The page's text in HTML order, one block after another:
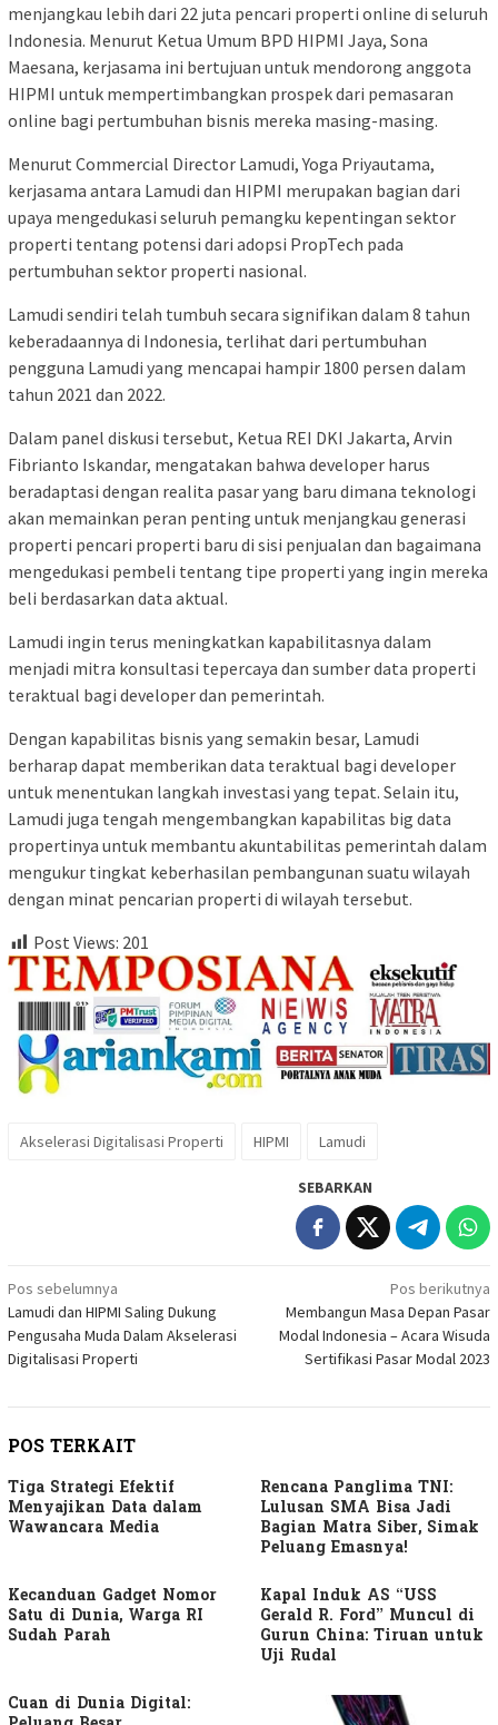
menjangkau lebih dari 22 juta pencari properti online di seluruh
Indonesia. Menurut Ketua Umum BPD HIPMI Jaya, Sona
Maesana, kerjasama ini bertujuan untuk mendorong anggota
HIPMI untuk mempertimbangkan prospek dari pemasaran
online bagi pertumbuhan bisnis mereka masing-masing.
Menurut Commercial Director Lamudi, Yoga Priyautama,
kerjasama antara Lamudi dan HIPMI merupakan bagian dari
upaya mengedukasi seluruh pemangku kepentingan sektor
properti tentang potensi dari adopsi PropTech pada
pertumbuhan sektor properti nasional.
Lamudi sendiri telah tumbuh secara signifikan dalam 8 tahun
keberadaannya di Indonesia, terlihat dari pertumbuhan
pengguna Lamudi yang mencapai hampir 1800 persen dalam
tahun 2021 dan 2022.
Dalam panel diskusi tersebut, Ketua REI DKI Jakarta, Arvin
Fibrianto Iskandar, mengatakan bahwa developer harus
beradaptasi dengan realita pasar yang baru dimana teknologi
akan memainkan peran penting untuk menjangkau generasi
properti pencari properti baru di sisi penjualan dan bagaimana
mengedukasi pembeli tentang tipe properti yang ingin mereka
beli berdasarkan data aktual.
Lamudi ingin terus meningkatkan kapabilitasnya dalam
menjadi mitra konsultasi tepercaya dan sumber data properti
teraktual bagi developer dan pemerintah.
Dengan kapabilitas bisnis yang semakin besar, Lamudi
berharap dapat memberikan data teraktual bagi developer
untuk menentukan langkah investasi yang tepat. Selain itu,
Lamudi juga tengah mengembangkan kapabilitas big data
propertinya untuk membantu akuntabilitas pemerintah dalam
mengukur tingkat keberhasilan pembangunan suatu wilayah
dengan minat pencarian properti di wilayah tersebut.
Post Views: 201
Akselerasi Digitalisasi Properti HIPMI Lamudi
SEBARKAN
Navigasi
pos
Pos sebelumnya
Lamudi dan HIPMI Saling Dukung
Pengusaha Muda Dalam Akselerasi
Digitalisasi Properti
Pos berikutnya
Membangun Masa Depan Pasar
Modal Indonesia – Acara Wisuda
Sertifikasi Pasar Modal 2023
POS TERKAIT
Tiga Strategi Efektif
Menyajikan Data dalam
Wawancara Media
Rencana Panglima TNI:
Lulusan SMA Bisa Jadi
Bagian Matra Siber, Simak
Peluang Emasnya!
Kecanduan Gadget Nomor
Satu di Dunia, Warga RI
Sudah Parah
Kapal Induk AS “USS
Gerald R. Ford” Muncul di
Gurun China: Tiruan untuk
Uji Rudal
Cuan di Dunia Digital: